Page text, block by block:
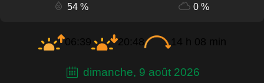
54 %
0 %
06:39 20:48 14 h 08 min
dimanche, 9 août 2026